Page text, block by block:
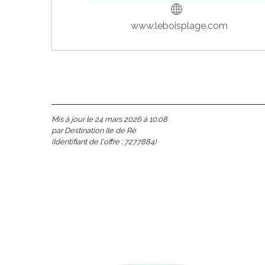
www.leboisplage.com
Mis à jour le 24 mars 2026 à 10:08
par Destination Ile de Ré
(Identifiant de l'offre : 7277884)